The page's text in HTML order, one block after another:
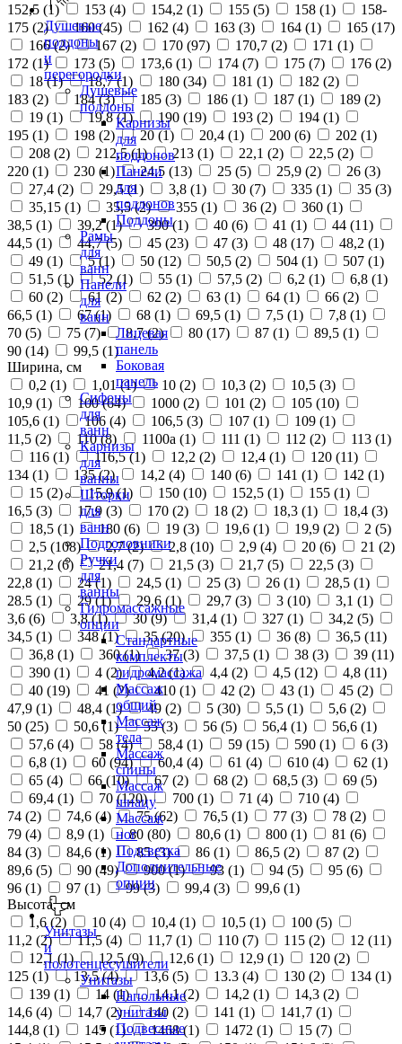
Душевые
поддоны
и
перегородки
Душевые
поддоны
Карнизы
для
поддонов
Панели
для
поддонов
Поддоны
Рамы
для
ванн
Панели
для
ванн
Лицевая
панель
Боковая
панель
Сифоны
для
ванн
Карнизы
для
ванны
Шторки
для
ванн
Подголовники
Ручки
для
ванны
Гидромассажные
опции
Стандартные
комплекты
гидромассажа
Массаж
общий
Массаж
тела
Массаж
спины
Массаж
шиацу
Массаж
ног
Подсветка
Дополнительные
опции
Унитазы
и
полотенцесушители
Унитазы
Напольные
унитазы
Подвесные
152,5 (1) 153 (4) 154,2 (1) 155 (5) 158 (1)
158-
175 (2) 160 (45) 162 (4) 163 (3) 164 (1) 165 (17)
166 (2) 167 (2) 170 (97) 170,7 (2) 171 (1)
172 (1) 173 (5) 173,6 (1) 174 (7) 175 (7) 176 (2)
18 (1) 18,7 (1) 180 (34) 181 (1) 182 (2)
183 (2) 184 (3) 185 (3) 186 (1) 187 (1) 189 (2)
19 (1) 19,8 (1) 190 (19) 193 (2) 194 (1)
195 (1) 198 (2) 20 (1) 20,4 (1) 200 (6) 202 (1)
208 (2) 212,5 (1) 213 (1) 22,1 (2) 22,5 (2)
220 (1) 230 (1) 24,5 (13) 25 (5) 25,9 (2) 26 (3)
27,4 (2) 29,5 (1) 3,8 (1) 30 (7) 335 (1) 35 (3)
35,15 (1) 35,5 (2) 355 (1) 36 (2) 360 (1)
38,5 (1) 39,2 (1) 390 (1) 40 (6) 41 (1) 44 (11)
44,5 (1) 44,7 (5) 45 (23) 47 (3) 48 (17) 48,2 (1)
49 (1) 5 (1) 50 (12) 50,5 (2) 504 (1) 507 (1)
51,5 (1) 52 (1) 55 (1) 57,5 (2) 6,2 (1) 6,8 (1)
60 (2) 61 (2) 62 (2) 63 (1) 64 (1) 66 (2)
66,5 (1) 67 (1) 68 (1) 69,5 (1) 7,5 (1) 7,8 (1)
70 (5) 75 (7) 8,7 (2) 80 (17) 87 (1) 89,5 (1)
90 (14) 99,5 (1)
Ширина, см
0,2 (1) 1,01 (1) 10 (2) 10,3 (2) 10,5 (3)
10,9 (1) 100 (64) 1000 (2) 101 (2) 105 (10)
105,6 (1) 106 (4) 106,5 (3) 107 (1) 109 (1)
11,5 (2) 110 (8) 1100а (1) 111 (1) 112 (2) 113 (1)
116 (1) 116,5 (1) 12,2 (2) 12,4 (1) 120 (11)
134 (1) 135 (2) 14,2 (4) 140 (6) 141 (1) 142 (1)
15 (2) 15,9 (1) 150 (10) 152,5 (1) 155 (1)
16,5 (3) 17,9 (3) 170 (2) 18 (2) 18,3 (1) 18,4 (3)
18,5 (1) 180 (6) 19 (3) 19,6 (1) 19,9 (2) 2 (5)
2,5 (108) 2,7 (2) 2,8 (10) 2,9 (4) 20 (6) 21 (2)
21,2 (6) 21,4 (7) 21,5 (3) 21,7 (5) 22,5 (3)
22,8 (1) 24 (1) 24,5 (1) 25 (3) 26 (1) 28,5 (1)
28.5 (1) 29 (1) 29,6 (1) 29,7 (3) 3 (10) 3,1 (1)
3,6 (6) 3,8 (1) 30 (9) 31,4 (1) 327 (1) 34,2 (5)
34,5 (1) 348 (1) 35 (20) 355 (1) 36 (8) 36,5 (11)
36,8 (1) 360 (1) 37 (3) 37,5 (1) 38 (3) 39 (11)
390 (1) 4 (2) 4,2 (1) 4,4 (2) 4,5 (12) 4,8 (11)
40 (19) 41 (2) 410 (1) 42 (2) 43 (1) 45 (2)
47,9 (1) 48,4 (1) 49 (2) 5 (30) 5,5 (1) 5,6 (2)
50 (25) 50,6 (1) 55 (3) 56 (5) 56,4 (1) 56,6 (1)
57,6 (4) 58 (4) 58,4 (1) 59 (15) 590 (1) 6 (3)
6,8 (1) 60 (94) 60,4 (4) 61 (4) 610 (4) 62 (1)
65 (4) 66 (10) 67 (2) 68 (2) 68,5 (3) 69 (5)
69,4 (1) 70 (120) 700 (1) 71 (4) 710 (4)
74 (2) 74,6 (4) 75 (62) 76,5 (1) 77 (3) 78 (2)
79 (4) 8,9 (1) 80 (80) 80,6 (1) 800 (1) 81 (6)
84 (3) 84,6 (1) 85 (3) 86 (1) 86,5 (2) 87 (2)
89,6 (5) 90 (49) 900 (1) 93 (1) 94 (5) 95 (6)
96 (1) 97 (1) 99 (3) 99,4 (3) 99,6 (1)
Высота, см
1,6 (2) 10 (4) 10,4 (1) 10,5 (1) 100 (5)
11,2 (2) 11,5 (4) 11,7 (1) 110 (7) 115 (2) 12 (11)
12,1 (1) 12,5 (9) 12,6 (1) 12,9 (1) 120 (2)
125 (1) 13,5 (4) 13,6 (5) 13.3 (4) 130 (2) 134 (1)
139 (1) 14 (1) 14,1 (2) 14,2 (1) 14,3 (2)
14,6 (4) 14,7 (2) 140 (2) 141 (1) 141,7 (1)
144,8 (1) 145 (1) 1468 (1) 1472 (1) 15 (7)